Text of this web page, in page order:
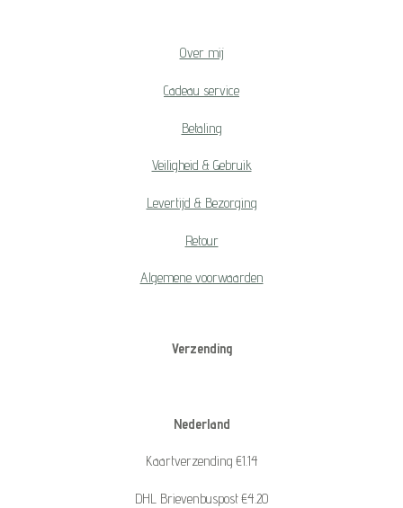
Over mij
Cadeau service
Betaling
Veiligheid & Gebruik
Levertijd & Bezorging
Retour
Algemene voorwaarden
Verzending
Nederland
Kaartverzending €1.14
DHL Brievenbuspost €4.20